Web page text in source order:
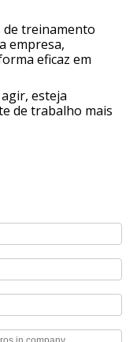
de treinamento
empresa,
eficaz em
esteja
de trabalho mais